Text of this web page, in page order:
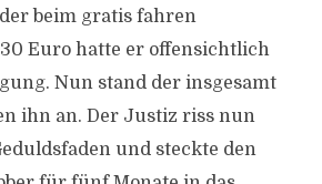
beim gratis fahren
Euro hatte er offensichtlich
Nun stand der insgesamt
ihn an. Der Justiz riss nun
und steckte den